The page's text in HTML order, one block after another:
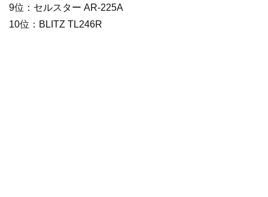
9位：セルスター AR-225A
10位：BLITZ TL246R